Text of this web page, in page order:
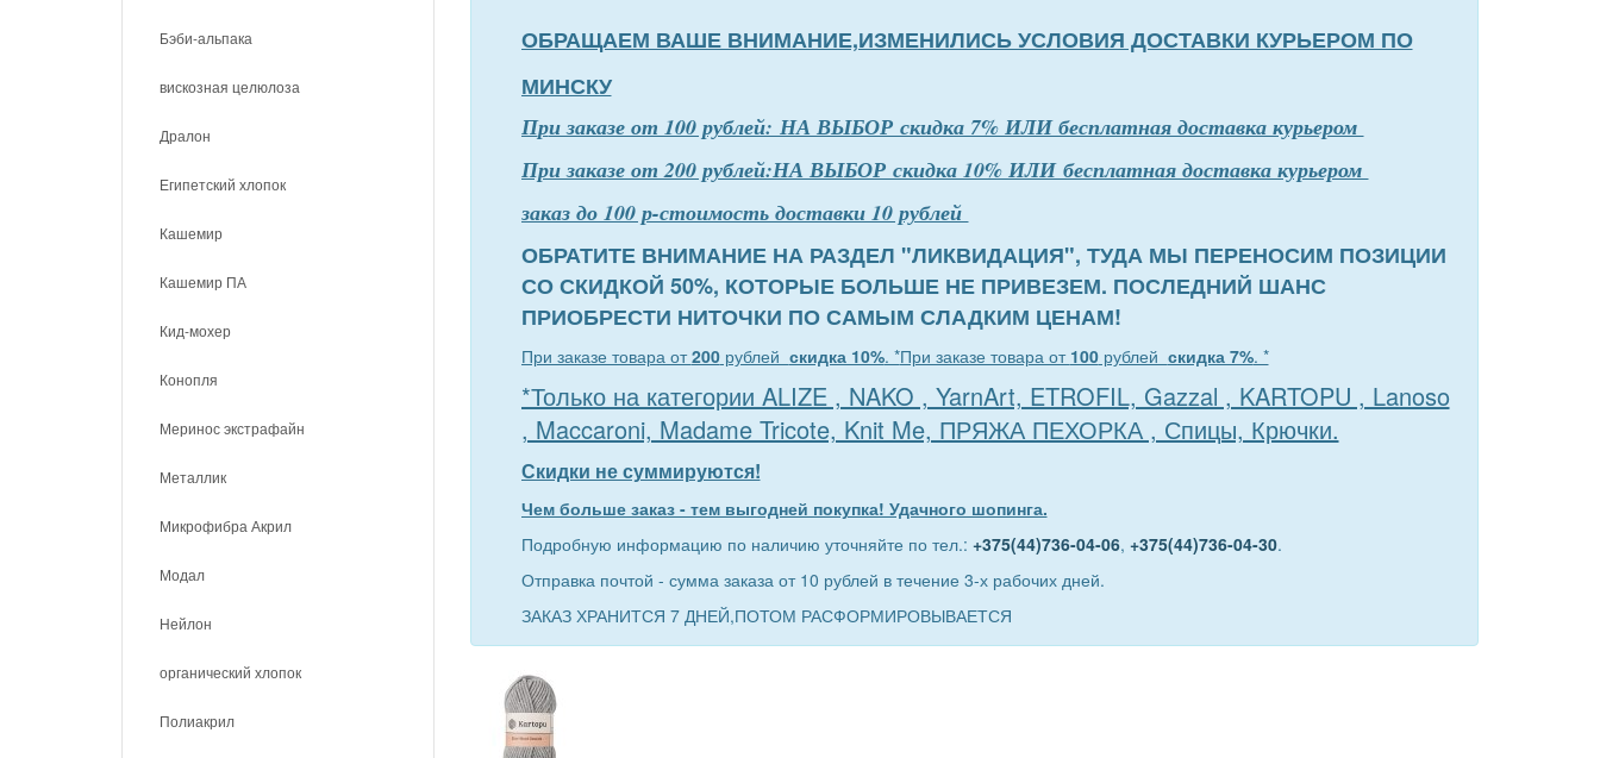
Бэби-альпака
вискозная целюлоза
Дралон
Египетский хлопок
Кашемир
Кашемир ПА
Кид-мохер
Конопля
Меринос экстрафайн
Металлик
Микрофибра Акрил
Модал
Нейлон
органический хлопок
Полиакрил
ОБРАЩАЕМ ВАШЕ ВНИМАНИЕ,ИЗМЕНИЛИСЬ УСЛОВИЯ ДОСТАВКИ КУРЬЕРОМ ПО
МИНСКУ
При заказе от 100 рублей: НА ВЫБОР скидка 7% ИЛИ бесплатная доставка курьером
При заказе от 200 рублей:НА ВЫБОР скидка 10% ИЛИ бесплатная доставка курьером
заказ до 100 р-стоимость доставки 10 рублей
ОБРАТИТЕ ВНИМАНИЕ НА РАЗДЕЛ "ЛИКВИДАЦИЯ", ТУДА МЫ ПЕРЕНОСИМ ПОЗИЦИИ
СО СКИДКОЙ 50%, КОТОРЫЕ БОЛЬШЕ НЕ ПРИВЕЗЕМ. ПОСЛЕДНИЙ ШАНС
ПРИОБРЕСТИ НИТОЧКИ ПО САМЫМ СЛАДКИМ ЦЕНАМ!
При заказе товара от200рублей скидка 10%. *При заказе товара от 100рублей скидка 7%. *
*Только на категории ALIZE , NAKO , YarnArt, ETROFIL, Gazzal , KARTOPU , Lanoso
, Maccaroni, Madame Tricote, Knit Me, ПРЯЖА ПЕХОРКА , Спицы, Крючки.
Скидки не суммируются!
Чем больше заказ - тем выгодней покупка! Удачного шопинга.
Подробную информацию по наличию уточняйте по тел.: +375(44)736-04-06, +375(44)736-04-30.
Отправка почтой - сумма заказа от 10 рублей в течение 3-х рабочих дней.
ЗАКАЗ ХРАНИТСЯ 7 ДНЕЙ,ПОТОМ РАСФОРМИРОВЫВАЕТСЯ